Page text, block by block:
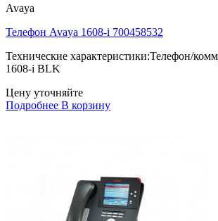
Avaya
Телефон Avaya 1608-i 700458532
Технические характеристики:Телефон/
1608-i BLK
Цену уточняйте
Подробнее В корзину